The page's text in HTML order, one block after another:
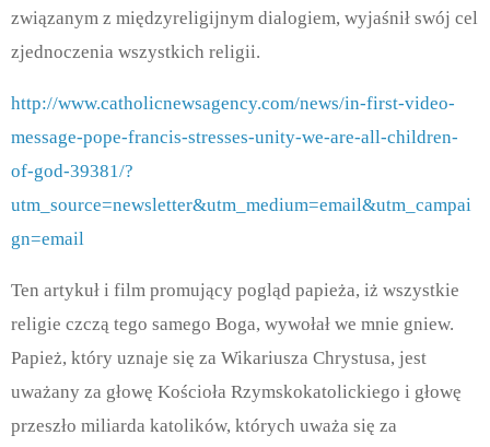
związanym z międzyreligijnym dialogiem, wyjaśnił swój cel
zjednoczenia wszystkich religii.
http://www.catholicnewsagency.com/news/in-first-video-
message-pope-francis-stresses-unity-we-are-all-children-
of-god-39381/?
utm_source=newsletter&utm_medium=email&utm_campai
gn=email
Ten artykuł i film promujący pogląd papieża, iż wszystkie
religie czczą tego samego Boga, wywołał we mnie gniew.
Papież, który uznaje się za Wikariusza Chrystusa, jest
uważany za głowę Kościoła Rzymskokatolickiego i głowę
przeszło miliarda katolików, których uważa się za